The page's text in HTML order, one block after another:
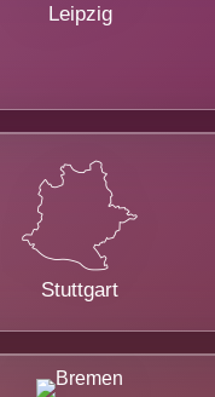
Leipzig
Stuttgart